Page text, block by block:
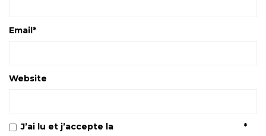
Email*
Website
J’ai lu et j’accepte la *